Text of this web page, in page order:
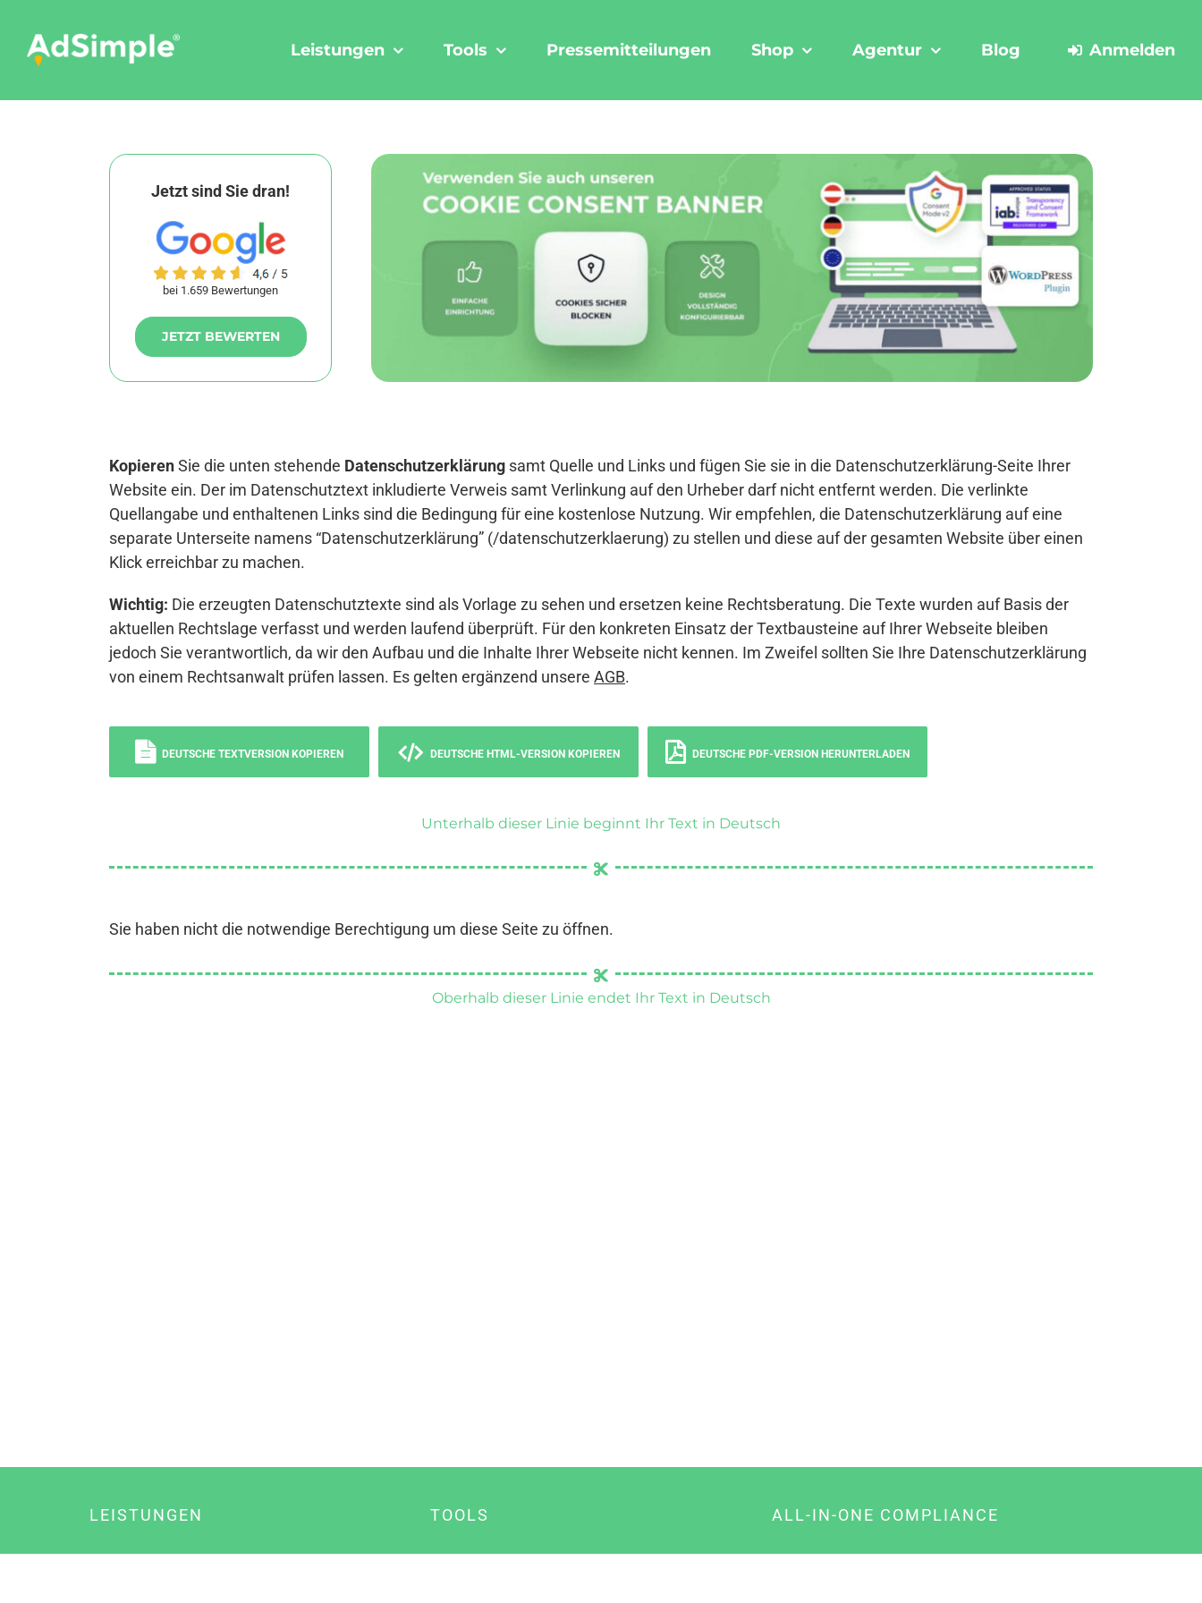
content
Leistungen Tools Pressemitteilungen Shop Agentur Blog Anmelden
Jetzt sind Sie dran!
bei 1.659 Bewertungen
JETZT BEWERTEN
KopierenSie die unten stehende Datenschutzerklärung samt Quelle und Links und fügen Sie sie in die Datenschutzerklärung-Seite Ihrer
Website ein. Der im Datenschutztext inkludierte Verweis samt Verlinkung auf den Urheber darf nicht entfernt werden. Die verlinkte
Quellangabe und enthaltenen Links sind die Bedingung für eine kostenlose Nutzung. Wir empfehlen, die Datenschutzerklärung auf eine
separate Unterseite namens “Datenschutzerklärung” (/datenschutzerklaerung) zu stellen und diese auf der gesamten Website über einen
Klick erreichbar zu machen.
Wichtig: Die erzeugten Datenschutztexte sind als Vorlage zu sehen und ersetzen keine Rechtsberatung. Die Texte wurden auf Basis der
aktuellen Rechtslage verfasst und werden laufend überprüft. Für den konkreten Einsatz der Textbausteine auf Ihrer Webseite bleiben
jedoch Sie verantwortlich, da wir den Aufbau und die Inhalte Ihrer Webseite nicht kennen. Im Zweifel sollten Sie Ihre Datenschutzerklärung
von einem Rechtsanwalt prüfen lassen. Es gelten ergänzend unsere AGB.
DEUTSCHE TEXTVERSION KOPIEREN DEUTSCHE HTML-VERSION KOPIEREN DEUTSCHE PDF-VERSION HERUNTERLADEN
Unterhalb dieser Linie beginnt Ihr Text in Deutsch
Sie haben nicht die notwendige Berechtigung um diese Seite zu öffnen.
Oberhalb dieser Linie endet Ihr Text in Deutsch
LEISTUNGEN TOOLS ALL-IN-ONE COMPLIANCE